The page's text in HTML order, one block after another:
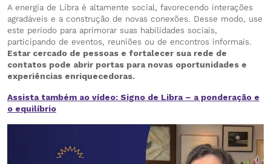
A energia de Libra é altamente social, favorecendo interações
agradáveis e a construção de novas conexões. Desse modo, use
este período para aprimorar suas habilidades sociais,
participando de eventos, reuniões ou de encontros informais.
Estar cercado de pessoas e fortalecer sua rede de
contatos pode abrir portas para novas oportunidades e
experiências enriquecedoras.
Assista também ao vídeo: Signo de Libra – a ponderação e
o equilíbrio